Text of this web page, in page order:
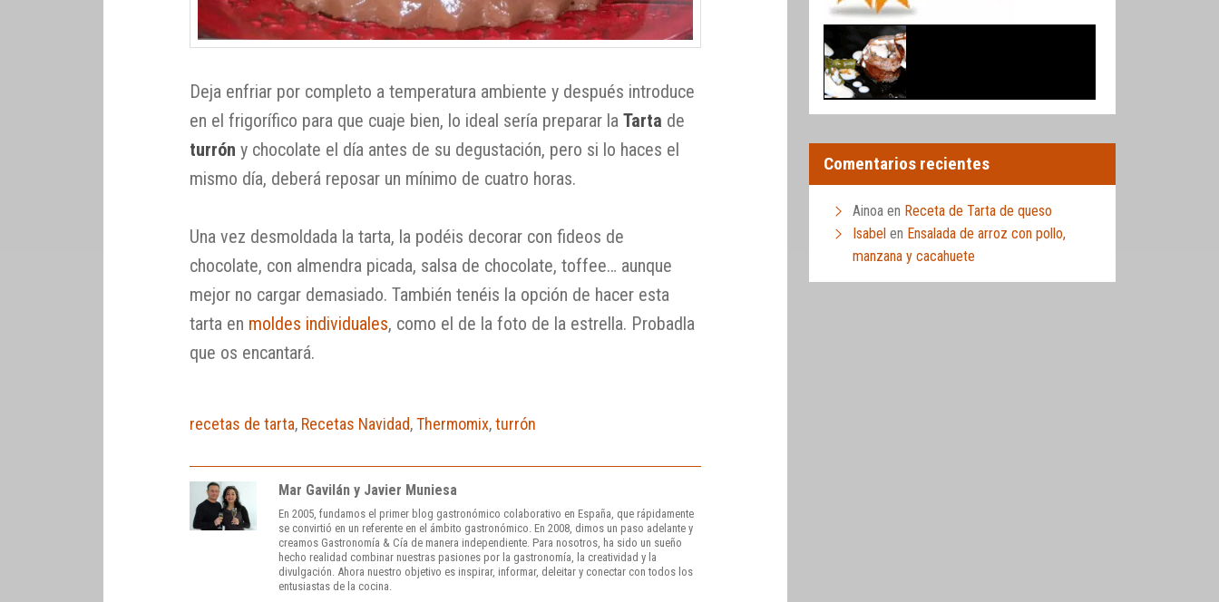
Deja enfriar por completo a temperatura ambiente y después introduce
en el frigorífico para que cuaje bien, lo ideal sería preparar laTarta de
turrón y chocolate el día antes de su degustación, pero si lo haces el
mismo día, deberá reposar un mínimo de cuatro horas.
Una vez desmoldada la tarta, la podéis decorar con fideos de
chocolate, con almendra picada, salsa de chocolate, toffee… aunque
mejor no cargar demasiado. También tenéis la opción de hacer esta
tarta en moldes individuales, como el de la foto de la estrella. Probadla
que os encantará.
recetas de tarta, Recetas Navidad,Thermomix,turrón
Mar Gavilán y Javier Muniesa
En 2005, fundamos el primer blog gastronómico colaborativo en España, que rápidamente
se convirtió en un referente en el ámbito gastronómico. En 2008, dimos un paso adelante y
creamos Gastronomía & Cía de manera independiente. Para nosotros, ha sido un sueño
hecho realidad combinar nuestras pasiones por la gastronomía, la creatividad y la
divulgación. Ahora nuestro objetivo es inspirar, informar, deleitar y conectar con todos los
entusiastas de la cocina.
Comentarios recientes
Ainoa en Receta de Tarta de queso
Isabel en Ensalada de arroz con pollo,
manzana y cacahuete